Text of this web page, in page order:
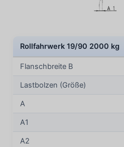
Rollfahrwerk 19/90 2000 kg
Flanschbreite B
Lastbolzen (Größe)
A
A1
A2